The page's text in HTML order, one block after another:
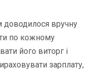
доводилося вручну
по кожному
його виторг і
зарплату,